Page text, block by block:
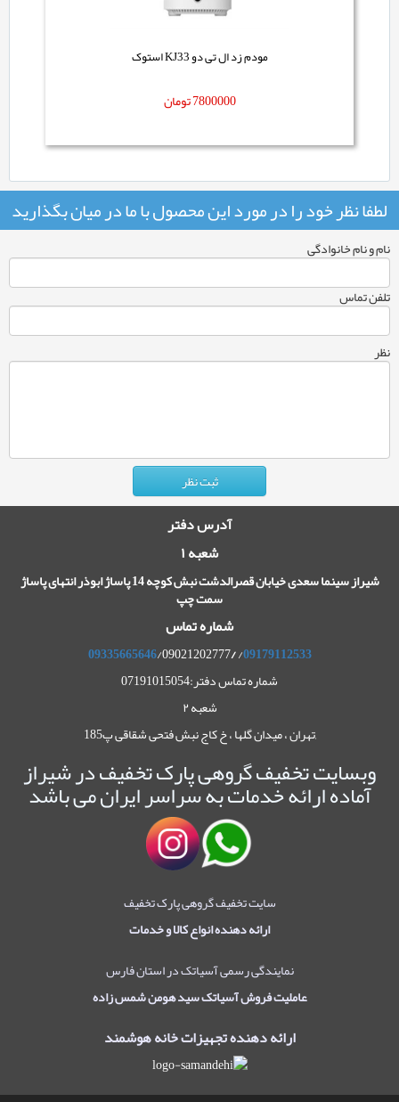
مودم زد ال تی دو KJ33 استوک
7800000تومان
لطفا نظر خود را در مورد این محصول با ما در میان بگذارید
نام و نام خانوادگی
تلفن تماس
نظر
آدرس دفتر
شعبه ۱
شیراز سینما سعدی خیابان قصرالدشت نبش کوچه 14 پاساژ ابوذر انتهای پاساژ
سمت چپ
شماره تماس
09179112533
/
/
09335665646/09021202777
شماره تماس دفتر:07191015054
شعبه ۲
,تهران ، میدان گلها ، خ کاج نبش فتحی شقاقی پ185
وبسایت تخفیف گروهی پارک تخفیف در شیراز
آماده ارائه خدمات به سراسر ایران می باشد
سایت تخفیف گروهی پارک تخفیف
ارائه دهنده انواع کالا و خدمات
نمایندگی رسمی آسیاتک در استان فارس
عاملیت فروش آسیاتک سید هومن شمس زاده
ارائه دهنده تجهیزات خانه هوشمند